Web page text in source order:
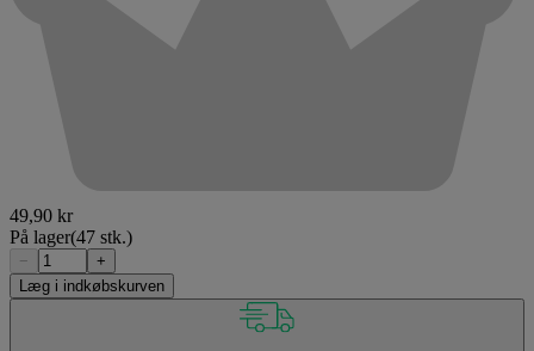
49,90 kr
På lager(47 stk.)
−
+
Læg i indkøbskurven